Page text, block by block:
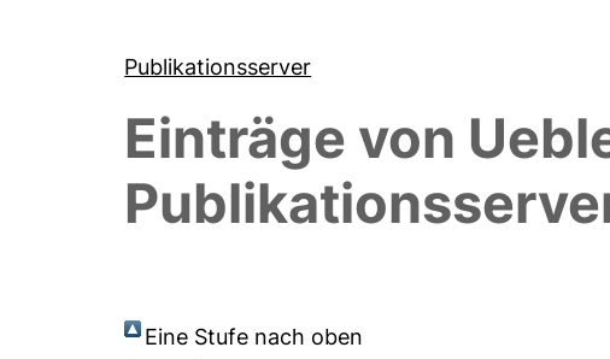
Publikationsserver
Einträge von
Eine Stufe nach oben